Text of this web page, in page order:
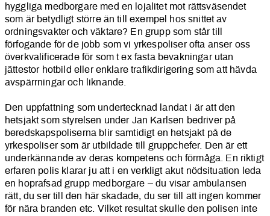
hyggliga medborgare med en lojalitet mot rättsväsendet
som är betydligt större än till exempel hos snittet av
ordningsvakter och väktare? En grupp som står till
förfogande för de jobb som vi yrkespoliser ofta anser oss
överkvalificerade för som t ex fasta bevakningar utan
jättestor hotbild eller enklare trafikdirigering som att hävda
avspärrningar och liknande.
Den uppfattning som undertecknad landat i är att den
hetsjakt som styrelsen under Jan Karlsen bedriver på
beredskapspoliserna blir samtidigt en hetsjakt på de
yrkespoliser som är utbildade till gruppchefer. Den är ett
underkännande av deras kompetens och förmåga. En riktigt
erfaren polis klarar ju att i en verkligt akut nödsituation leda
en hoprafsad grupp medborgare – du visar ambulansen
rätt, du ser till den här skadade, du ser till att ingen kommer
för nära branden etc. Vilket resultat skulle den polisen inte